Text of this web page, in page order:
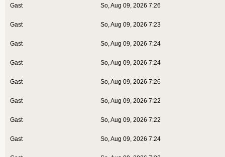
Gast So, Aug 09, 2026 7:26
Gast So, Aug 09, 2026 7:23
Gast So, Aug 09, 2026 7:24
Gast So, Aug 09, 2026 7:24
Gast So, Aug 09, 2026 7:26
Gast So, Aug 09, 2026 7:22
Gast So, Aug 09, 2026 7:22
Gast So, Aug 09, 2026 7:24